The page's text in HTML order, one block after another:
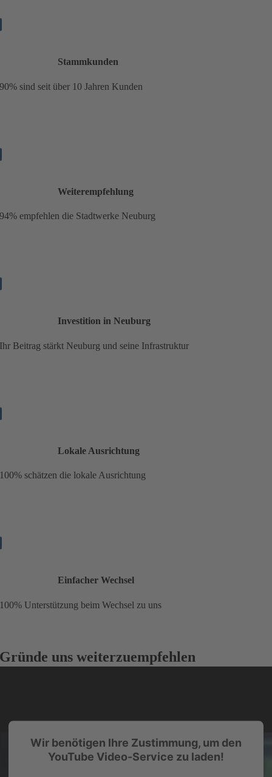
Stammkunden
90%sind seit über 10 Jahren Kunden
Weiterempfehlung
94% empfehlen die Stadtwerke Neuburg
Investition in Neuburg
Ihr Beitrag stärkt Neuburg und seine Infrastruktur
Lokale Ausrichtung
100% schätzen die lokale Ausrichtung
Einfacher Wechsel
100% Unterstützung beim Wechsel zu uns
Gründe uns weiterzuempfehlen
Wir benötigen Ihre Zustimmung, um den
YouTube Video-Service zu laden!